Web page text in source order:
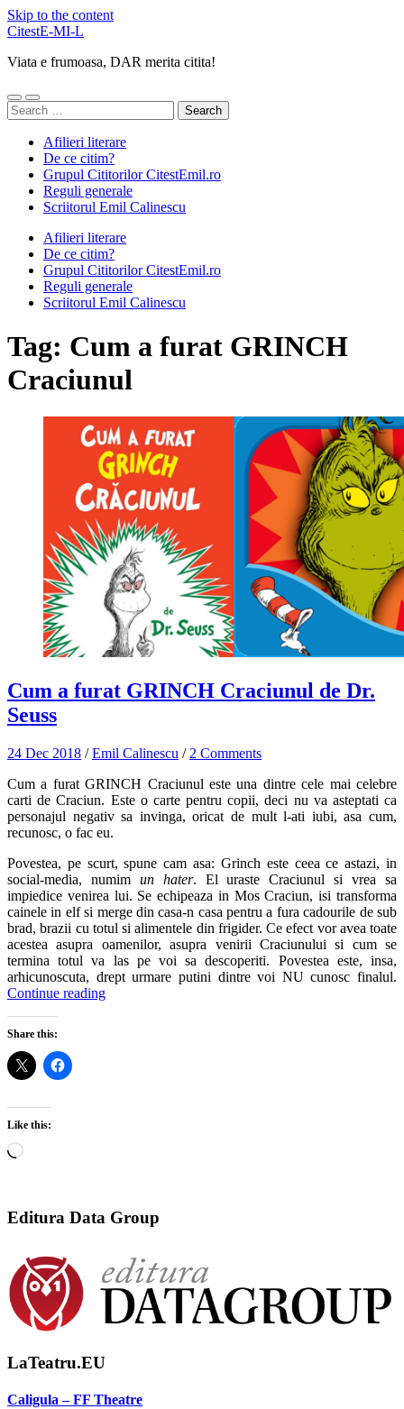
Skip to the content
CitestE-MI-L
Viata e frumoasa, DAR merita citita!
Toggle
mobile
Toggle
search
Search
for:
Afilieri literare
De ce citim?
Grupul Cititorilor CitestEmil.ro
Reguli generale
Scriitorul Emil Calinescu
Afilieri literare
De ce citim?
Grupul Cititorilor CitestEmil.ro
Reguli generale
Scriitorul Emil Calinescu
Tag: Cum a furat GRINCH
Craciunul
Cum a furat GRINCH Craciunul de Dr.
Seuss
24 Dec 2018 /Emil Calinescu / 2 Comments
Cum a furat GRINCH Craciunul este una dintre cele mai celebre
carti de Craciun. Este o carte pentru copii, deci nu va asteptati ca
personajul negativ sa invinga, oricat de mult l-ati iubi, asa cum,
recunosc, o fac eu.
Povestea, pe scurt, spune cam asa: Grinch este ceea ce astazi, in
social-media, numim un hater. El uraste Craciunul si vrea sa
impiedice venirea lui. Se echipeaza in Mos Craciun, isi transforma
cainele in elf si merge din casa-n casa pentru a fura cadourile de sub
brad, brazii cu totul si alimentele din frigider. Ce efect vor avea toate
acestea asupra oamenilor, asupra venirii Craciunului si cum se
termina totul va las pe voi sa descoperiti. Povestea este, insa,
arhicunoscuta, drept urmare putini dintre voi NU cunosc finalul.
Continue reading
Share this:
Like this:
Loading…
Editura Data Group
LaTeatru.EU
Caligula – FF Theatre